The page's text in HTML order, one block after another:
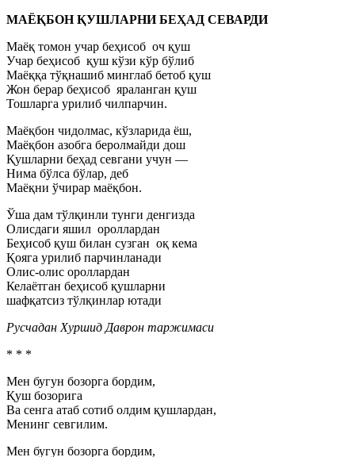
МАЁҚБОН ҚУШЛАРНИ БЕҲАД СЕВАРДИ
Маёқ томон учар беҳисоб оч қуш
Учар беҳисоб қуш кўзи кўр бўлиб
Маёққа тўқнашиб минглаб бетоб қуш
Жон берар беҳисоб яраланган қуш
Тошларга урилиб чилпарчин.
Маёқбон чидолмас, кўзларида ёш,
Маёқбон азобга беролмайди дош
Қушларни беҳад севгани учун —
Нима бўлса бўлар, деб
Маёқни ўчирар маёқбон.
Ўша дам тўлқинли тунги денгизда
Олисдаги яшил ороллардан
Беҳисоб қуш билан сузган оқ кема
Қояга урилиб парчинланади
Олис-олис ороллардан
Келаётган беҳисоб қушларни
шафқатсиз тўлқинлар ютади
Русчадан Хуршид Даврон таржимаси
* * *
Мен бугун бозорга бордим,
Қуш бозорига
Ва сенга атаб сотиб олдим қушлардан,
Менинг севгилим.
Мен бугун бозорга бордим,